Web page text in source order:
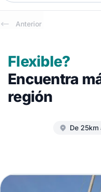
Anterior
Flexible?
Encuentra
región
De 25km